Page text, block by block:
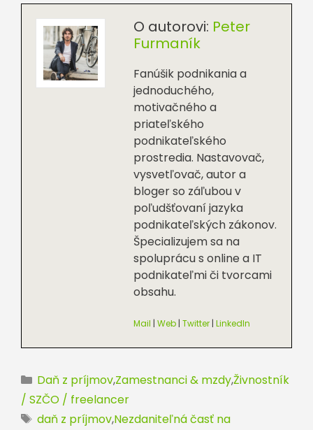
O autorovi: Peter
Furmaník
Fanúšik podnikania a
jednoduchého,
motivačného a
priateľského
podnikateľského
prostredia. Nastavovač,
vysvetľovač, autor a
bloger so záľubou v
poľudšťovaní jazyka
podnikateľských zákonov.
Špecializujem sa na
spoluprácu s online a IT
podnikateľmi či tvorcami
obsahu.
Mail | Web | Twitter | LinkedIn
Kategórie
Daň z príjmov,Zamestnanci & mzdy,Živnostník
/ SZČO / freelancer
Značky
daň z príjmov,Nezdaniteľná časť na